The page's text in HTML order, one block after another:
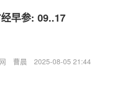
早参: 09..17
曹晨 2025-08-05 21:44